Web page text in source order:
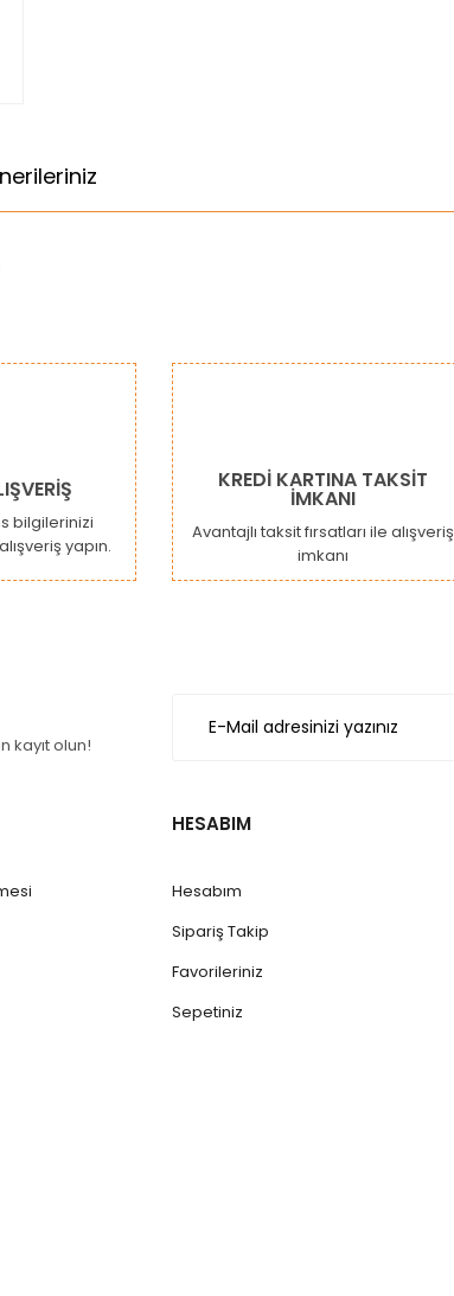
Bu ürüne ilk yorumu siz yapın!
Yorum Yaz
bilgilerinizi
yapın.
KREDİ KARTINA TAKSİT
İMKANI
Avantajlı taksit fırsatları ile alışveriş
imkanı
kayıt olun!
HESABIM
Hesabım
Sipariş Takip
Favorileriniz
Sepetiniz